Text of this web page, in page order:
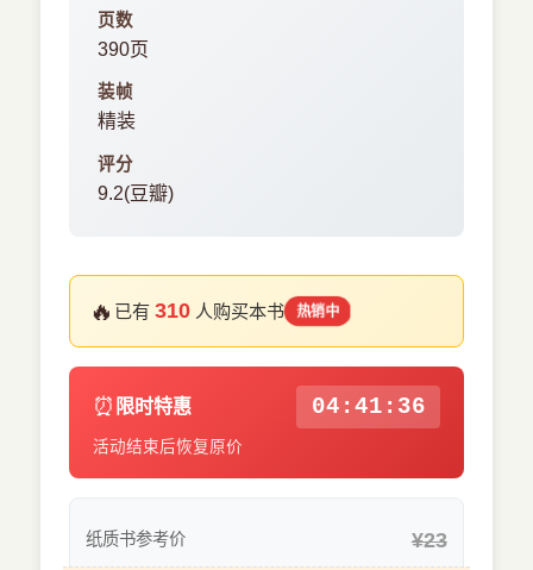
页数
390页
装帧
精装
评分
9.2(豆瓣)
🔥 已有310 人购买本书 热销中
⏰ 限时特惠 04:41:35
活动结束后恢复原价
纸质书参考价 ¥23